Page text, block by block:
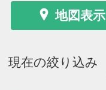
地図表示
現在の絞り込み